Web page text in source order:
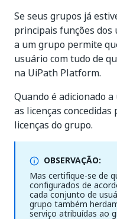
Se seus grupos já
principais funções
a um grupo permite
usuário com tudo de
na UiPath Platform.
Quando é adicionado
as licenças
licenças do grupo.
OBSERVAÇÃO:
Mas certifique-se de
configurados de
cada conjunto de
grupo também
serviço atribuídas ao